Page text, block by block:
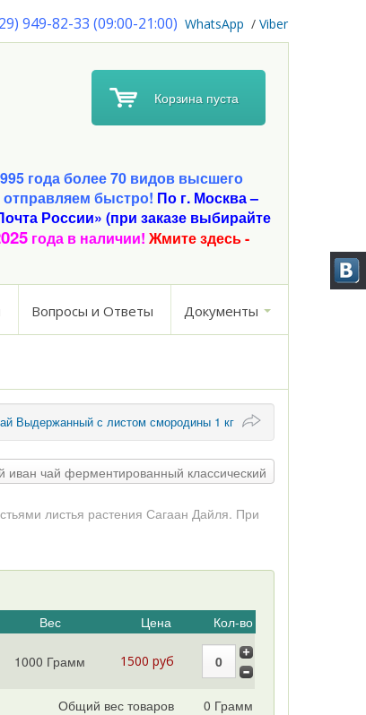
949-82-33 (09:00-21:00) WhatsApp / Viber
Корзина пуста
года более 70 видов высшего
быстро! По г. Москва –
России» (при заказе выбирайте
года в наличии! Жмите здесь -
Вопросы и Ответы Документы
Выдержанный с листом смородины 1 кг
иван чай ферментированный классический
листья растения Сагаан Дайля. При
Вес Цена Кол-во
1000 Грамм 1500 руб
Общий вес товаров
0 Грамм